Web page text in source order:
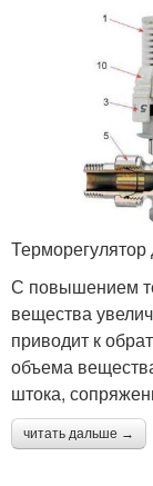
С повышением
вещества
приводит к
объема
штока,
читать дальше →